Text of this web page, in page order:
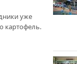
уже
картофель.